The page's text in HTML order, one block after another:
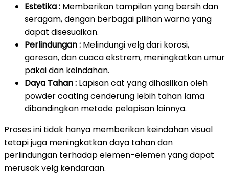
Estetika : Memberikan tampilan yang bersih dan
seragam, dengan berbagai pilihan warna yang
dapat disesuaikan.
Perlindungan : Melindungi velg dari korosi,
goresan, dan cuaca ekstrem, meningkatkan umur
pakai dan keindahan.
Daya Tahan : Lapisan cat yang dihasilkan oleh
powder coating cenderung lebih tahan lama
dibandingkan metode pelapisan lainnya.
Proses ini tidak hanya memberikan keindahan visual
tetapi juga meningkatkan daya tahan dan
perlindungan terhadap elemen-elemen yang dapat
merusak velg kendaraan.